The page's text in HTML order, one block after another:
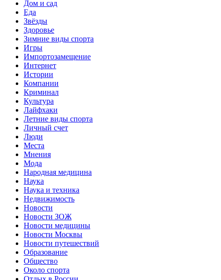
Дом и сад
Еда
Звёзды
Здоровье
Зимние виды спорта
Игры
Импортозамещение
Интернет
Истории
Компании
Криминал
Культура
Лайфхаки
Летние виды спорта
Личный счет
Люди
Места
Мнения
Мода
Народная медицина
Наука
Наука и техника
Недвижимость
Новости
Новости ЗОЖ
Новости медицины
Новости Москвы
Новости путешествий
Образование
Общество
Около спорта